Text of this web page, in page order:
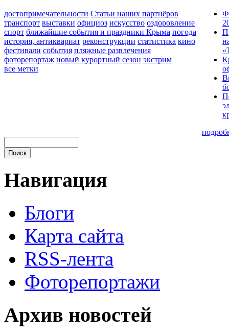
достопримечательности Статьи наших партнёров
транспорт выставки официоз искусство оздоровление
спорт ближайшие события и праздники Крыма погода
история, антиквариат реконструкции статистика кино
фестивали события пляжные развлечения
фоторепортаж новый курортный сезон экстрим
все метки
Навигация
Блоги
Карта сайта
RSS-лента
Фоторепортажи
Архив новостей